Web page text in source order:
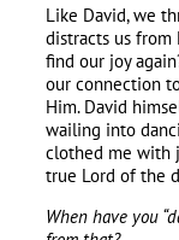
Like David, we
distracts us from
find our joy
our connection
Him. David
wailing into
clothed me with
true Lord of the
When have you